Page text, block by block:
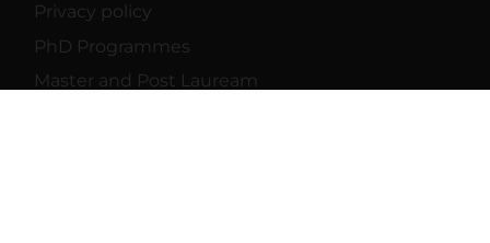
Privacy policy
PhD Programmes
Master and Post Lauream